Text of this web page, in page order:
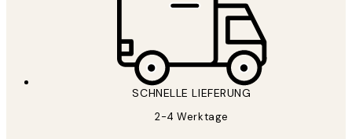
SCHNELLE LIEFERUNG
2-4 Werktage